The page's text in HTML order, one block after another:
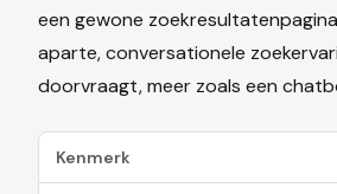
een gewone
aparte, conversationele
doorvraagt, meer zoals een
Kenmerk